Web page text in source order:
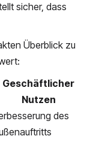
sicher, dass
Überblick zu
Geschäftlicher
Nutzen
des